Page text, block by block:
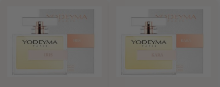
optie
worden
optie
worden